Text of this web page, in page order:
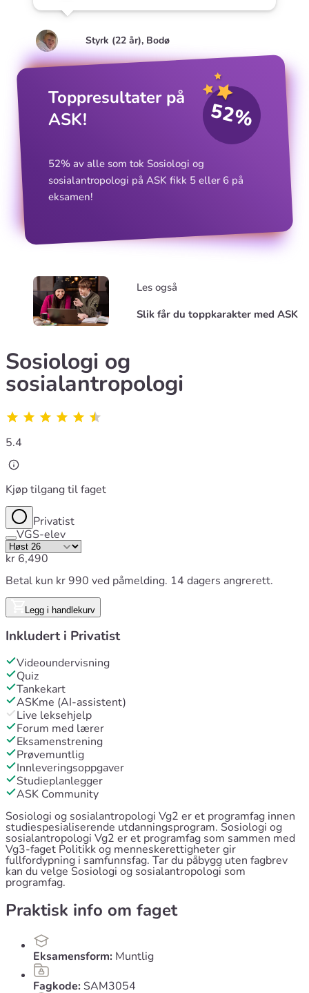
Styrk (22 år), Bodø
Toppresultater på
ASK!
52%
52% av alle som tok Sosiologi og
sosialantropologi på ASK fikk 5 eller 6 på
eksamen!
Les også
Slik får du toppkarakter med ASK
Sosiologi og
sosialantropologi
5.4
Kjøp tilgang til faget
Privatist
VGS-elev
kr 6,490
Betal kun kr 990 ved påmelding. 14 dagers angrerett.
Legg i handlekurv
Inkludert i Privatist
Videoundervisning
Quiz
Tankekart
ASKme (AI-assistent)
Live leksehjelp
Forum med lærer
Eksamenstrening
Prøvemuntlig
Innleveringsoppgaver
Studieplanlegger
ASK Community
Sosiologi og sosialantropologi Vg2 er et programfag innen
studiespesialiserende utdanningsprogram. Sosiologi og
sosialantropologi Vg2 er et programfag som sammen med
Vg3-faget Politikk og menneskerettigheter gir
fullfordypning i samfunnsfag. Tar du påbygg uten fagbrev
kan du velge Sosiologi og sosialantropologi som
programfag.
Praktisk info om faget
Eksamensform: Muntlig
Fagkode: SAM3054